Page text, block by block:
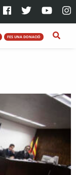
FES UNA DONACIÓ